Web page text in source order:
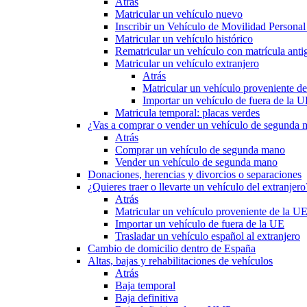
Matricular un vehículo nuevo
Inscribir un Vehículo de Movilidad
Matricular un vehículo histórico
Rematricular un vehículo con matrícula
Matricular un vehículo extranjero
Atrás
Matricular un vehículo proveniente
Importar un vehículo de fuera de la
Matricula temporal: placas verdes
¿Vas a comprar o vender un vehículo de segunda
Atrás
Comprar un vehículo de segunda mano
Vender un vehículo de segunda mano
Donaciones, herencias y divorcios o separaciones
¿Quieres traer o llevarte un vehículo del
Atrás
Matricular un vehículo proveniente de la UE
Importar un vehículo de fuera de la UE
Trasladar un vehículo español al extranjero
Cambio de domicilio dentro de España
Altas, bajas y rehabilitaciones de vehículos
Atrás
Baja temporal
Baja definitiva